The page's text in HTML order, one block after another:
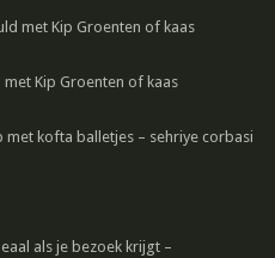
met Kip Groenten of kaas
Kip Groenten of kaas
kofta balletjes – sehriye corbasi
als je bezoek krijgt –